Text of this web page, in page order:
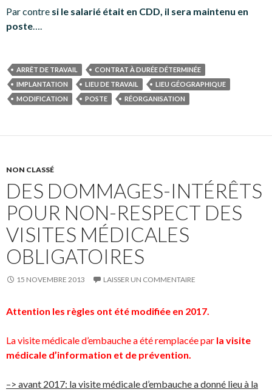
Par contre si le salarié était en CDD, il sera maintenu en
poste….
ARRÊT DE TRAVAIL
CONTRAT À DURÉE DÉTERMINÉE
IMPLANTATION
LIEU DE TRAVAIL
LIEU GÉOGRAPHIQUE
MODIFICATION
POSTE RÉORGANISATION
NON CLASSÉ
DES DOMMAGES-INTÉRÊTS
POUR NON-RESPECT DES
VISITES MÉDICALES
OBLIGATOIRES
15 NOVEMBRE 2013 LAISSER UN COMMENTAIRE
Attention les règles ont été modifiée en 2017.
La visite médicale d’embauche a été remplacée par la visite
médicale d’information et de prévention.
–> avant 2017: la visite médicale d’embauche a donné lieu à la